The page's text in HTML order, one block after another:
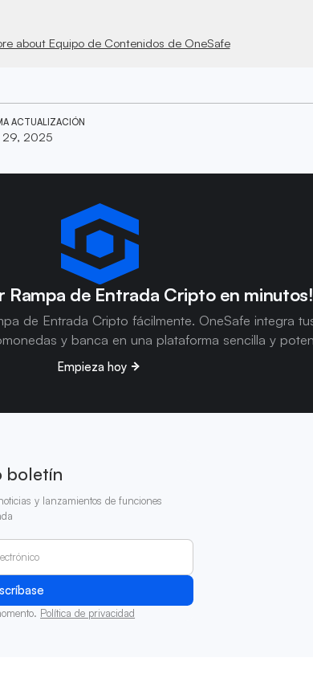
about Equipo de Contenidos de OneSafe
ACTUALIZACIÓN
29, 2025
Rampa de Entrada Cripto en minutos!
de Entrada Cripto fácilmente. OneSafe integra
y banca en una plataforma sencilla y
Empieza hoy
boletín
y lanzamientos de funciones
Política de privacidad